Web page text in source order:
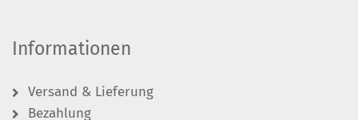
Informationen
Versand & Lieferung
Bezahlung